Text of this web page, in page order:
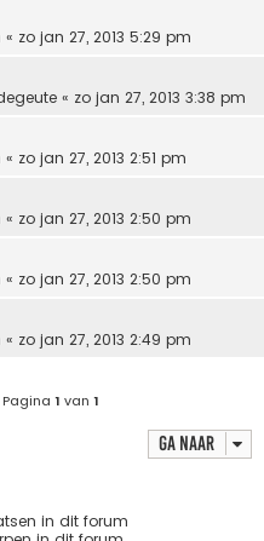
« zo jan 27, 2013 5:29 pm
« zo jan 27, 2013 3:38 pm
« zo jan 27, 2013 2:51 pm
« zo jan 27, 2013 2:50 pm
« zo jan 27, 2013 2:50 pm
« zo jan 27, 2013 2:49 pm
Pagina 1 van 1
Ga naar
in dit forum